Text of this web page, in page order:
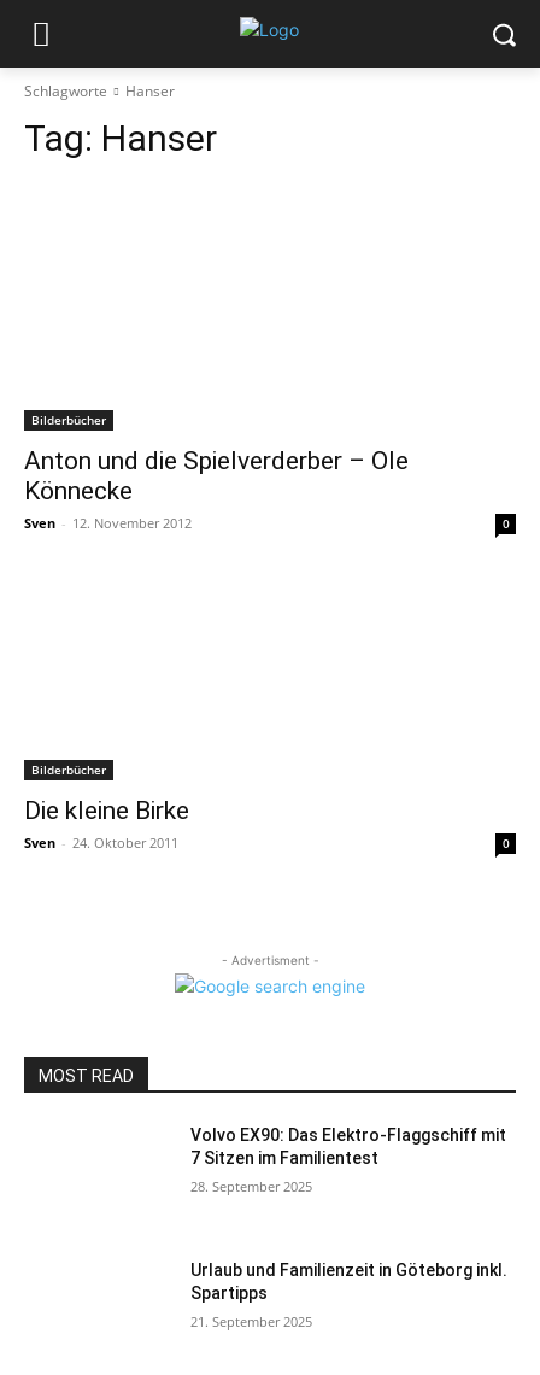
Schlagworte Hanser
Tag: Hanser
Bilderbücher
Anton und die Spielverderber – Ole
Könnecke
Sven - 12. November 2012 0
Bilderbücher
Die kleine Birke
Sven - 24. Oktober 2011 0
- Advertisment -
MOST READ
Volvo EX90: Das Elektro-Flaggschiff mit
7 Sitzen im Familientest
28. September 2025
Urlaub und Familienzeit in Göteborg inkl.
Spartipps
21. September 2025